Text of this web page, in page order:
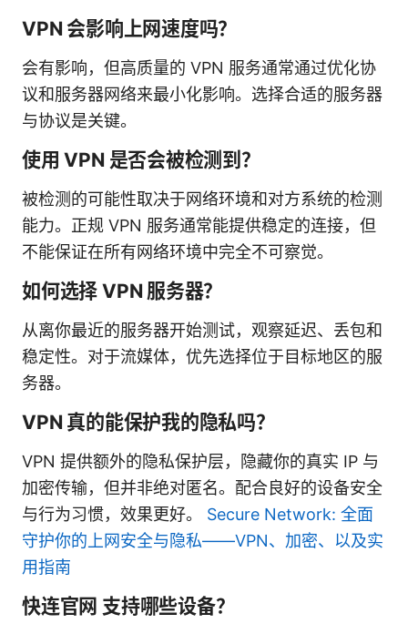
VPN 会影响上网速度吗？
会有影响，但高质量的 VPN 服务通常通过优化协
议和服务器网络来最小化影响。选择合适的服务器
与协议是关键。
使用 VPN 是否会被检测到？
被检测的可能性取决于网络环境和对方系统的检测
能力。正规 VPN 服务通常能提供稳定的连接，但
不能保证在所有网络环境中完全不可察觉。
如何选择 VPN 服务器？
从离你最近的服务器开始测试，观察延迟、丢包和
稳定性。对于流媒体，优先选择位于目标地区的服
务器。
VPN 真的能保护我的隐私吗？
VPN 提供额外的隐私保护层，隐藏你的真实 IP 与
加密传输，但并非绝对匿名。配合良好的设备安全
与行为习惯，效果更好。 Secure Network: 全面
守护你的上网安全与隐私——VPN、加密、以及实
用指南
快连官网 支持哪些设备？